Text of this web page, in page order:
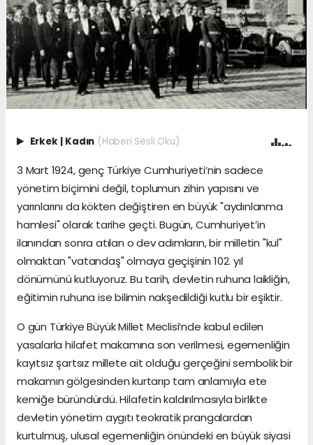
Erkek | Kadın (Haberi Sesli Oku)
3 Mart 1924, genç Türkiye Cumhuriyeti’nin sadece
yönetim biçimini değil, toplumun zihin yapısını ve
yarınlarını da kökten değiştiren en büyük "aydınlanma
hamlesi" olarak tarihe geçti. Bugün, Cumhuriyet’in
ilanından sonra atılan o dev adımların, bir milletin "kul"
olmaktan "vatandaş" olmaya geçişinin 102. yıl
dönümünü kutluyoruz. Bu tarih, devletin ruhuna laikliğin,
eğitimin ruhuna ise bilimin nakşedildiği kutlu bir eşiktir.
O gün Türkiye Büyük Millet Meclisi’nde kabul edilen
yasalarla hilafet makamına son verilmesi, egemenliğin
kayıtsız şartsız millete ait olduğu gerçeğini sembolik bir
makamın gölgesinden kurtarıp tam anlamıyla ete
kemiğe büründürdü. Hilafetin kaldırılmasıyla birlikte
devletin yönetim aygıtı teokratik prangalardan
kurtulmuş, ulusal egemenliğin önündeki en büyük siyasi